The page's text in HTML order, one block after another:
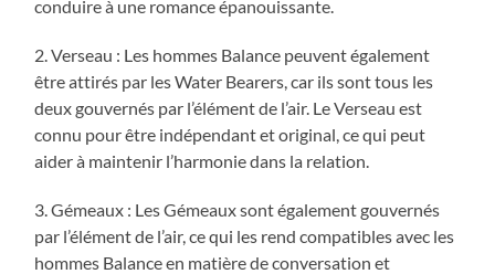
conduire à une romance épanouissante.
2. Verseau : Les hommes Balance peuvent également
être attirés par les Water Bearers, car ils sont tous les
deux gouvernés par l’élément de l’air. Le Verseau est
connu pour être indépendant et original, ce qui peut
aider à maintenir l’harmonie dans la relation.
3. Gémeaux : Les Gémeaux sont également gouvernés
par l’élément de l’air, ce qui les rend compatibles avec les
hommes Balance en matière de conversation et